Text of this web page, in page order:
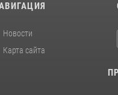
Новости
Карта сайта